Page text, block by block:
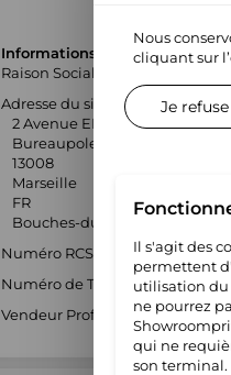
Informations générales
Raison Sociale : JL 26
Adresse du siège social :
2 Avenue ELSA TRIOLET
Bureaupole Bat.B
13008
Marseille
FR
Bouches-du-Rhône
Numéro RCS : 47788496900031
Numéro de TVA :
Vendeur Professionnel : Oui
Nous
cliquant sur
Je
Il s'agit des
permettent
utilisation du
ne pourrez
qui ne
son terminal.